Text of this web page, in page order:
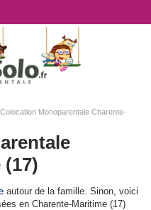
Monoparentale Charente-
autour de la famille. Sinon, voici
en Charente-Maritime (17)